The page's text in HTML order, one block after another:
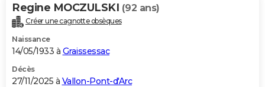
Regine MOCZULSKI (92 ans)
Créer une cagnotte obsèques
Naissance
14/05/1933 à Graissessac
Décès
27/11/2025 à Vallon-Pont-d'Arc